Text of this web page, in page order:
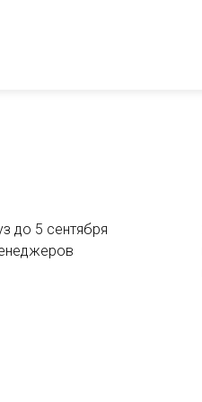
до 5 сентября